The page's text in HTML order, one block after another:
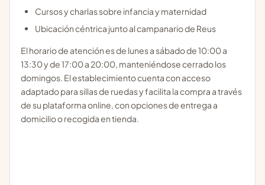
Cursos y charlas sobre infancia y maternidad
Ubicación céntrica junto al campanario de Reus
El horario de atención es de lunes a sábado de 10:00 a
13:30 y de 17:00 a 20:00, manteniéndose cerrado los
domingos. El establecimiento cuenta con acceso
adaptado para sillas de ruedas y facilita la compra a través
de su plataforma online, con opciones de entrega a
domicilio o recogida en tienda.